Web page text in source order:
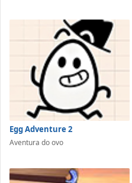
Egg Adventure 2
Aventura do ovo